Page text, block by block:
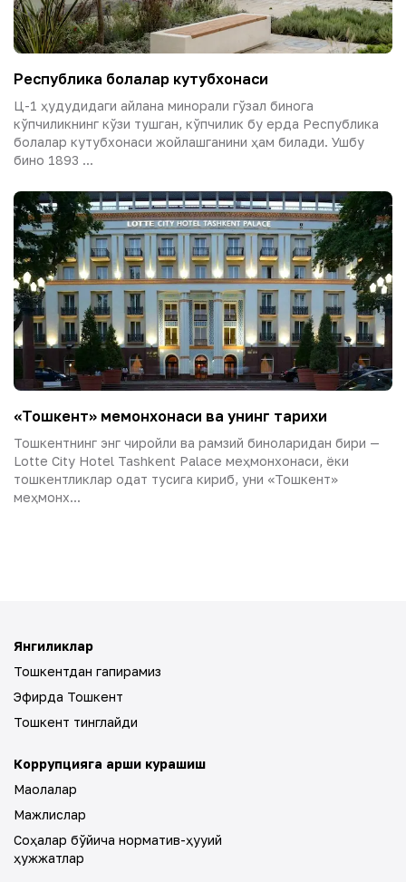
Республика болалар кутубхонаси
Ц-1 ҳудудидаги айлана минорали гўзал бинога
кўпчиликнинг кўзи тушган, кўпчилик бу ерда Республика
болалар кутубхонаси жойлашганини ҳам билади. Ушбу
бино 1893 ...
«Тошкент» меҳмонхонаси ва унинг тарихи
Тошкентнинг энг чиройли ва рамзий биноларидан бири —
Lotte City Hotel Tashkent Palace меҳмонхонаси, ёки
тошкентликлар одат тусига кириб, уни «Тошкент»
меҳмонх...
Янгиликлар
Тошкентдан гапирамиз
Эфирда Тошкент
Тошкент тинглайди
Коррупцияга қарши курашиш
Мақолалар
Мажлислар
Соҳалар бўйича норматив-ҳуқуқий
ҳужжатлар